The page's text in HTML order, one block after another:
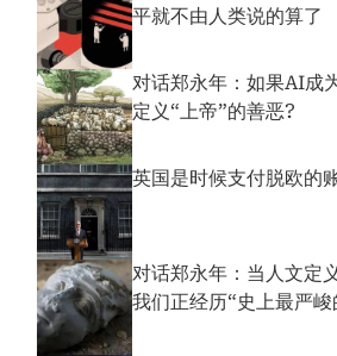
平就不由人类说的算了
对话郑永年：如果AI成
定义“上帝”的善恶?
英国是时候支付脱欧的
对话郑永年：当人文定
我们正经历“史上最严